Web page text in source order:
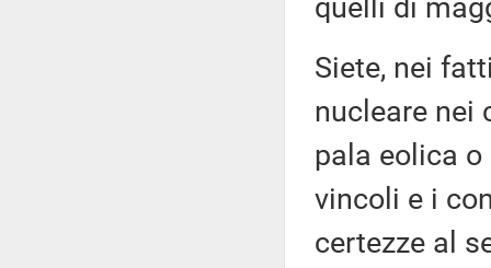
quelli di
Siete, nei
nucleare nei
pala eolica
vincoli e i
certezze al